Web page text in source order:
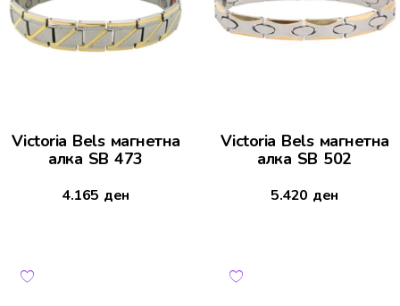
Victoria Bels магнетна
алка SB 473
4.165 ден
Victoria Bels магнетна
алка SB 502
5.420 ден